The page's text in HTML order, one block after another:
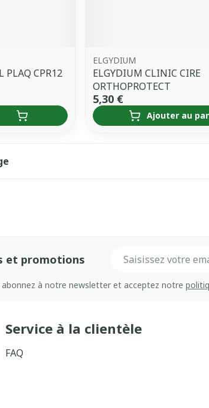
PLAQ CPR12
ELGYDIUM
ELGYDIUM CLINIC CIRE
ORTHOPROTECT
5,30 €
Ajouter au
et promotions
abonnez à notre newsletter et acceptez notre
Service à la clientèle
FAQ